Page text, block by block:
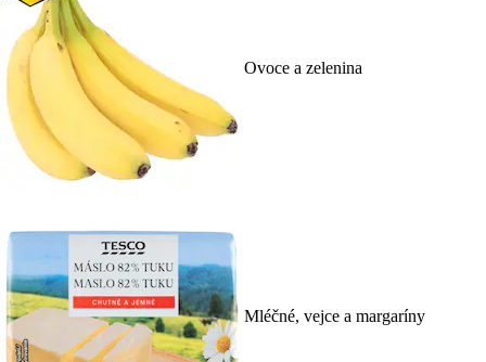
Ovoce a zelenina
Mléčné, vejce a margaríny